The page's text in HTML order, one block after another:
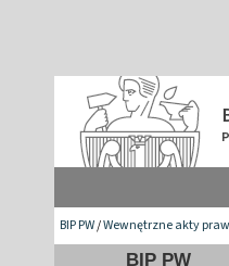
BIP PW/Wewnętrzne akty
BIP PW